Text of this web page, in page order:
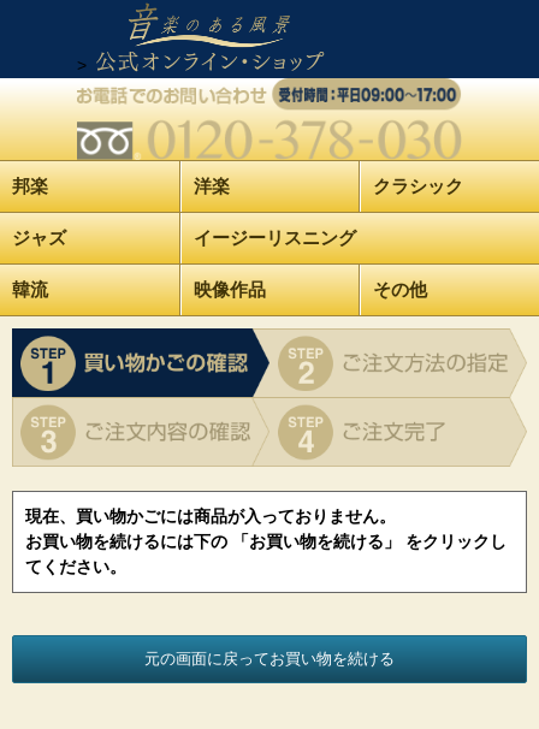
>
邦楽 洋楽 クラシック
ジャズ イージーリスニング
韓流 映像作品 その他
現在、買い物かごには商品が入っておりません。
お買い物を続けるには下の 「お買い物を続ける」 をクリックし
てください。